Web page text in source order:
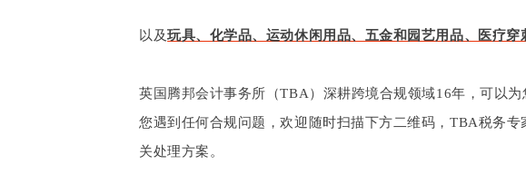
以及玩具、化学品、运动休闲用品、五金和园艺用品、医疗
英国腾邦会计事务所（TBA）深耕跨境合规领域16年，可以
您遇到任何合规问题，欢迎随时扫描下方二维码，TBA税务
关处理方案。